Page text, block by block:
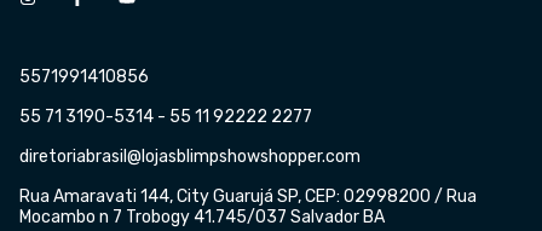
5571991410856
55 71 3190-5314 - 55 11 92222 2277
diretoriabrasil@lojasblimpshowshopper.com
Rua Amaravati 144, City Guarujá SP, CEP: 02998200 / Rua
Mocambo n 7 Trobogy 41.745/037 Salvador BA